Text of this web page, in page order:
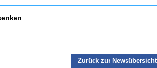
Zurück zur Newsübersicht